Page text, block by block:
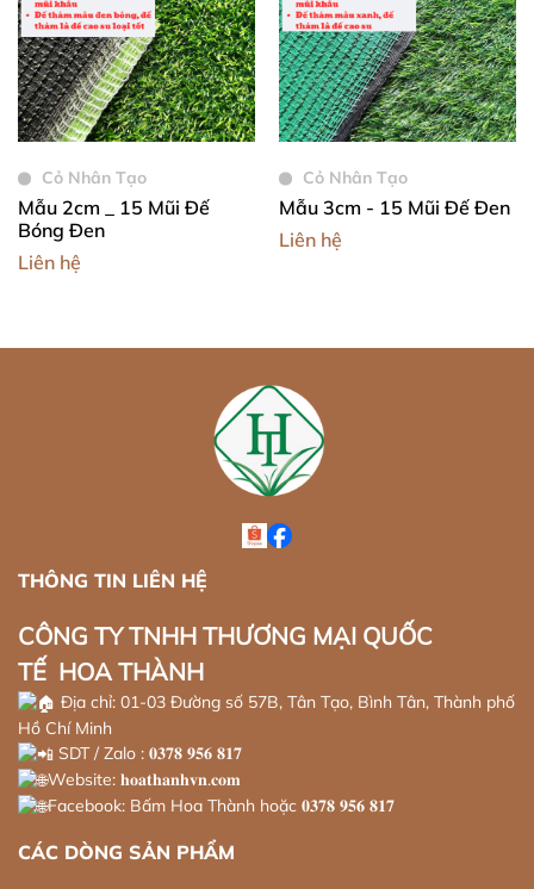
Cỏ Nhân Tạo
Mẫu 2cm _ 15 Mũi Đế
Bóng Đen
Liên hệ
Cỏ Nhân Tạo
Mẫu 3cm - 15 Mũi Đế Đen
Liên hệ
THÔNG TIN LIÊN HỆ
CÔNG TY TNHH THƯƠNG MẠI QUỐC
TẾ HOA THÀNH
Địa chỉ: 01-03 Đường số 57B, Tân Tạo, Bình Tân, Thành phố
Hồ Chí Minh
SDT / Zalo : 𝟎𝟑𝟕𝟖 𝟗𝟓𝟔 𝟖𝟏𝟕
Website: 𝐡𝐨𝐚𝐭𝐡𝐚𝐧𝐡𝐯𝐧.𝐜𝐨𝐦
Facebook: Bấm Hoa Thành hoặc 𝟎𝟑𝟕𝟖 𝟗𝟓𝟔 𝟖𝟏𝟕
CÁC DÒNG SẢN PHẨM